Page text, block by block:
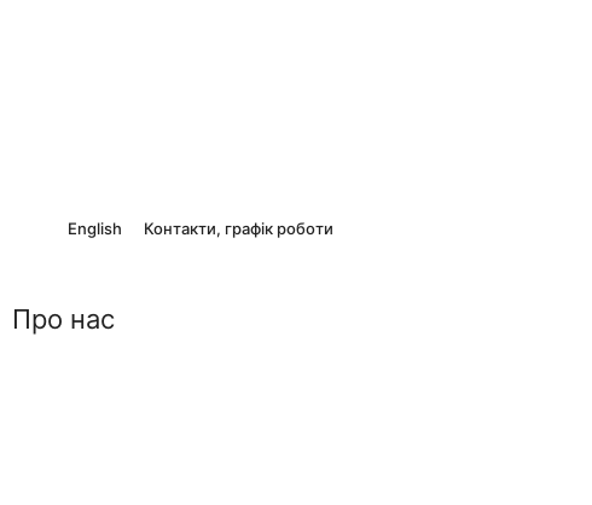
English Контакти, графік роботи
Про нас